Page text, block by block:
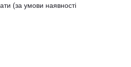
(за умови наявності